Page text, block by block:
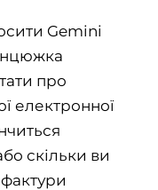
Gemini
про
електронної
скільки ви